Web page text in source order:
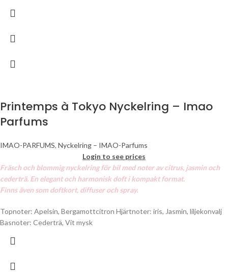
Printemps à Tokyo Nyckelring – Imao
Parfums
IMAO-PARFUMS, Nyckelring – IMAO-Parfums
Login to see prices
Fräsch och blommig nyckelring för bil med noter av citrus, jasmin och
cederträ. En elegant och harmonisk doft i kompakt format.
Finns även som doftkort, diffuser och spray.
Topnoter: Apelsin, Bergamottcitron Hjärtnoter: iris, Jasmin, liljekonvalj
Basnoter: Cederträ, Vit mysk